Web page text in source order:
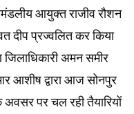
आयुक्त राजीव रौशन
दीप प्रज्वलित कर किया
जिलाधिकारी अमन समीर
आशीष द्वारा आज सोनपुर
पर चल रही तैयारियों